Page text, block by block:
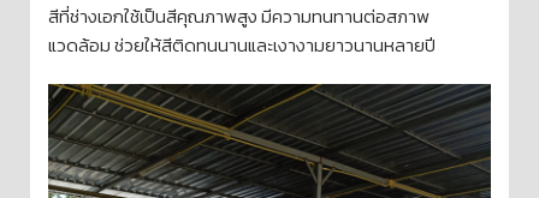
สีที่ช่างเอกใช้เป็นสีคุณภาพสูง มีความทนทานต่อสภาพ
แวดล้อม ช่วยให้สีติดทนนานและเงางามยาวนานหลายปี